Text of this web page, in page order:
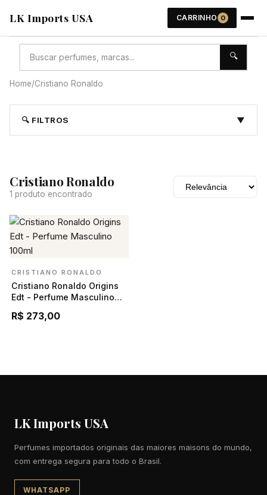
LK Imports USA CARRINHO 0
🔍
Home/Cristiano Ronaldo
🔍 FILTROS ▼
Cristiano Ronaldo
1 produto encontrado
CRISTIANO RONALDO
Cristiano Ronaldo Origins
Edt - Perfume Masculino
R$ 273,00
LK Imports USA
Perfumes importados originais das maiores maisons do mundo,
com entrega segura para todo o Brasil.
WHATSAPP